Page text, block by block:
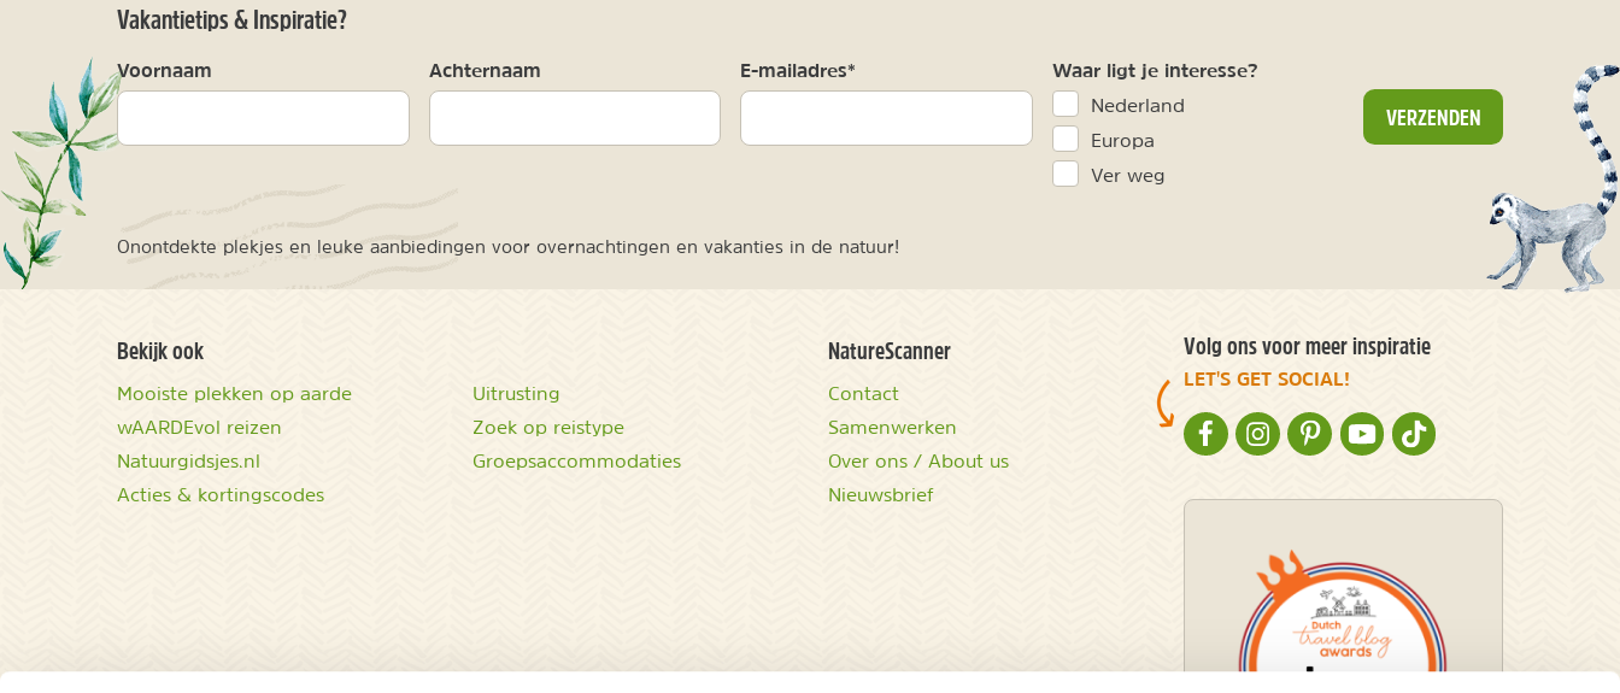
Vakantietips & Inspiratie?
Voornaam Achternaam E-mailadres* Waar ligt je interesse?
Nederland
Europa
Ver weg
VERZENDEN
Onontdekte plekjes en leuke aanbiedingen voor overnachtingen en vakanties in de natuur!
Bekijk ook
Mooiste plekken op aarde
wAARDEvol reizen
Natuurgidsjes.nl
Acties & kortingscodes
Uitrusting
Zoek op reistype
Groepsaccommodaties
NatureScanner
Contact
Samenwerken
Over ons / About us
Nieuwsbrief
Volg ons voor meer inspiratie
LET'S GET SOCIAL!
NATURESCANNER OP FACEBOOK
NATURESCANNER OP INSTAGRAM
NATURESCANNER OP PINTEREST
NATURESCANNER OP YOUTUBE
NATURESCANNER OP